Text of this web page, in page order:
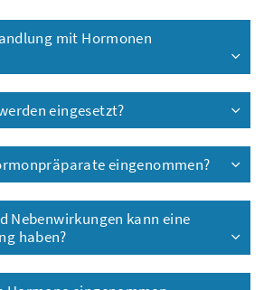
mit Hormonen
eingesetzt?
eingenommen?
Nebenwirkungen kann eine
haben?